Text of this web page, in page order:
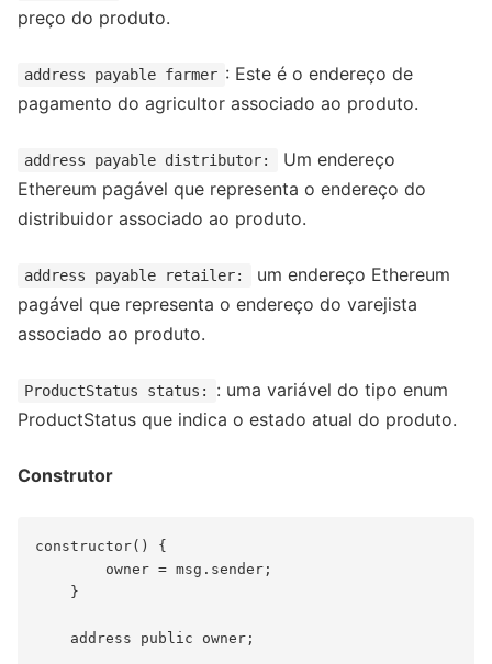
preço do produto.
address payable farmer : Este é o endereço de
pagamento do agricultor associado ao produto.
address payable distributor:
Um endereço
Ethereum pagável que representa o endereço do
distribuidor associado ao produto.
address payable retailer:
um endereço Ethereum
pagável que representa o endereço do varejista
associado ao produto.
ProductStatus status:
: uma variável do tipo enum
ProductStatus que indica o estado atual do produto.
Construtor
constructor() {
        owner = msg.sender;
    }
    address public owner;